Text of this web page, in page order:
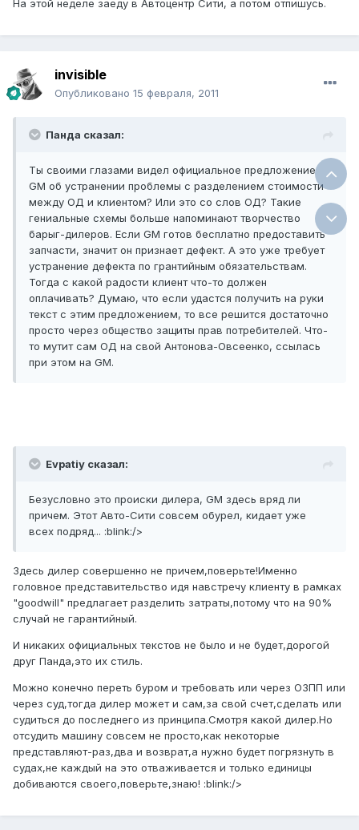
На этой неделе заеду в Автоцентр Сити, а потом отпишусь.
invisible
Опубликовано 15 февраля, 2011
Панда сказал:
Ты своими глазами видел официальное предложение
GM об устранении проблемы с разделением стоимости
между ОД и клиентом? Или это со слов ОД? Такие
гениальные схемы больше напоминают творчество
барыг-дилеров. Если GM готов бесплатно предоставить
запчасти, значит он признает дефект. А это уже требует
устранение дефекта по грантийным обязательствам.
Тогда с какой радости клиент что-то должен
оплачивать? Думаю, что если удастся получить на руки
текст с этим предложением, то все решится достаточно
просто через общество защиты прав потребителей. Что-
то мутит сам ОД на свой Антонова-Овсеенко, ссылась
при этом на GM.
Evpatiy сказал:
Безусловно это происки дилера, GM здесь вряд ли
причем. Этот Авто-Сити совсем обурел, кидает уже
всех подряд... :blink:/>
Здесь дилер совершенно не причем,поверьте!Именно
головное представительство идя навстречу клиенту в рамках
"goodwill" предлагает разделить затраты,потому что на 90%
случай не гарантийный.
И никаких официальных текстов не было и не будет,дорогой
друг Панда,это их стиль.
Можно конечно переть буром и требовать или через ОЗПП или
через суд,тогда дилер может и сам,за свой счет,сделать или
судиться до последнего из принципа.Смотря какой дилер.Но
отсудить машину совсем не просто,как некоторые
представляют-раз,два и возврат,а нужно будет погрязнуть в
судах,не каждый на это отваживается и только единицы
добиваются своего,поверьте,знаю! :blink:/>